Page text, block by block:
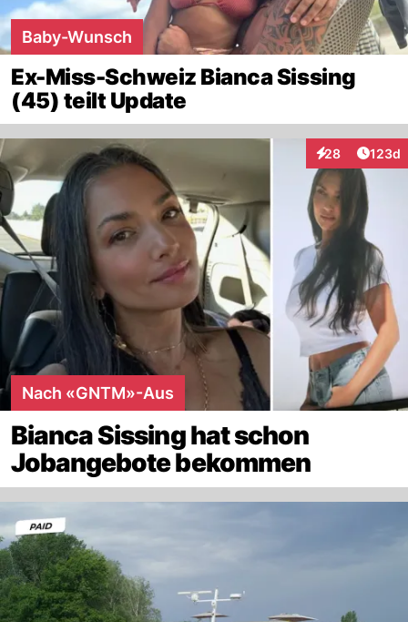
Baby-Wunsch
Ex-Miss-Schweiz Bianca Sissing
(45) teilt Update
28
Interaktionen
123d
Nach «GNTM»-Aus
Bianca Sissing hat schon
Jobangebote bekommen